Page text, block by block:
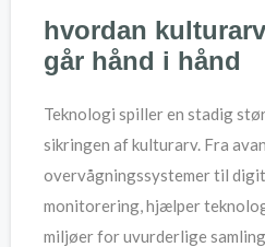
hvordan
går hånd i hånd
Teknologi spiller en stadig
sikringen af kulturarv. Fra
overvågningssystemer til
monitorering, hjælper
miljøer for uvurderlige